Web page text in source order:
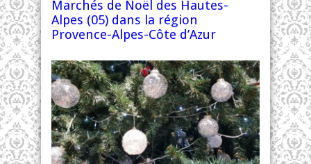
Marchés de Noël des Hautes-
Alpes (05) dans la région
Provence-Alpes-Côte d’Azur